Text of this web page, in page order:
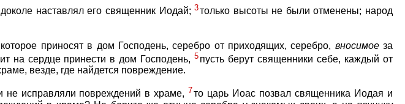
наставлял его священник Иодай;3только высоты не были отменены; народ
приносят в дом Господень, серебро от приходящих, серебро, вносимоеза
на сердце принести в дом Господень,5 пусть берут священники себе, каждый от
везде, где найдется повреждение.
не исправляли повреждений в храме, 7то царь Иоас позвал священника Иодая и